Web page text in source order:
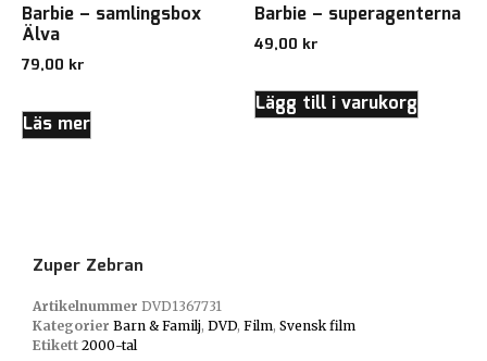
Zuper Zebran
Artikelnummer DVD1367731
Kategorier Barn & Familj, DVD, Film, Svensk film
Etikett 2000-tal
Barbie – samlingsbox
Älva
79,00 kr
Läs mer
Barbie – superagenterna
49,00 kr
Lägg till i varukorg